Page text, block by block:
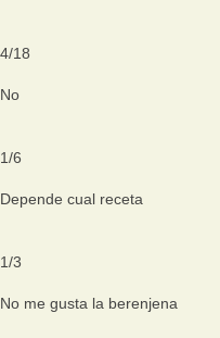
4/18
No
1/6
Depende cual receta
1/3
No me gusta la berenjena